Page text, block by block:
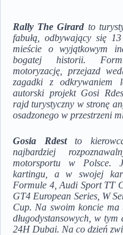
Rally The Girard to
fabułą, odbywający się
mieście o wyjątkowym
bogatej historii.
motoryzację, przejazd
zagadki z odkrywaniem
autorski projekt Gosi
rajd turystyczny w stronę
osadzonego w przestrzeni
Gosia Rdestto
najbardziej
motorsportu w Polsce.
kartingu, a w swojej
Formule 4, Audi Sport TT
GT4 European Series, W
Cup. Na swoim koncie ma
długodystansowych, w
24H Dubai. Na co dzień